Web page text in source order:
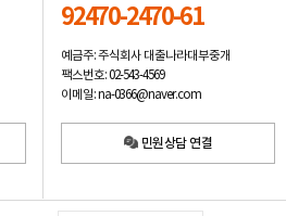
92470-2470-61
예금주: 주식회사 대출나라대부중개
팩스번호: 02-543-4569
이메일: na-0366@naver.com
민원상담 연결